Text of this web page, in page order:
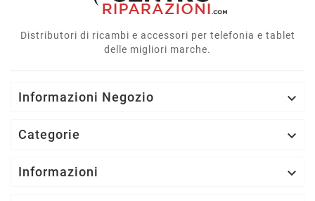
Distributori di ricambi e accessori per telefonia e tablet
delle migliori marche.
Informazioni Negozio 
Categorie 
Informazioni 